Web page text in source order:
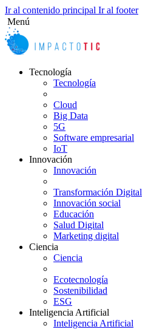
Ir al contenido principal Ir al footer
Menú
Tecnología
Tecnología
Cloud
Big Data
5G
Software empresarial
IoT
Innovación
Innovación
Transformación Digital
Innovación social
Educación
Salud Digital
Marketing digital
Ciencia
Ciencia
Ecotecnología
Sostenibilidad
ESG
Inteligencia Artificial
Inteligencia Artificial